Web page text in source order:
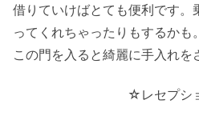
借りていけばとても便利です。
ってくれちゃったりもするかも。
この門を入ると綺麗に手入れを
☆レセプシ